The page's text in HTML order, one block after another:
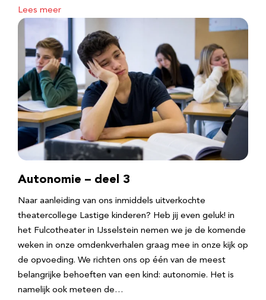
Lees meer
Autonomie – deel 3
Naar aanleiding van ons inmiddels uitverkochte
theatercollege Lastige kinderen? Heb jij even geluk! in
het Fulcotheater in IJsselstein nemen we je de komende
weken in onze omdenkverhalen graag mee in onze kijk op
de opvoeding. We richten ons op één van de meest
belangrijke behoeften van een kind: autonomie. Het is
namelijk ook meteen de…